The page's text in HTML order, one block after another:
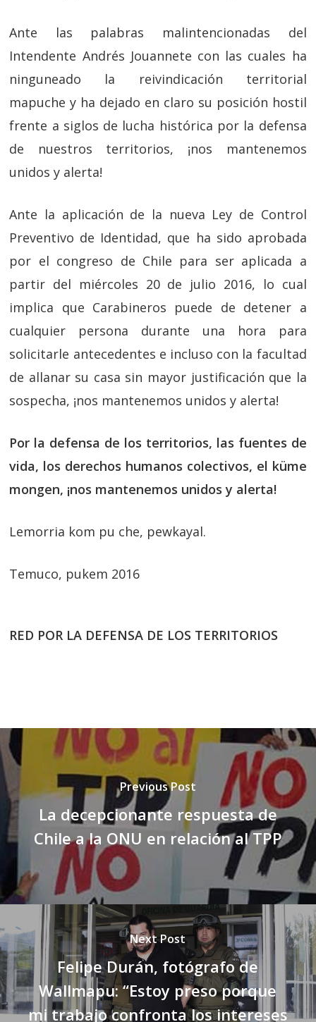
Ante las palabras malintencionadas del
Intendente Andrés Jouannete con las cuales ha
ninguneado la reivindicación territorial
mapuche y ha dejado en claro su posición hostil
frente a siglos de lucha histórica por la defensa
de nuestros territorios, ¡nos mantenemos
unidos y alerta!
Ante la aplicación de la nueva Ley de Control
Preventivo de Identidad, que ha sido aprobada
por el congreso de Chile para ser aplicada a
partir del miércoles 20 de julio 2016, lo cual
implica que Carabineros puede de detener a
cualquier persona durante una hora para
solicitarle antecedentes e incluso con la facultad
de allanar su casa sin mayor justificación que la
sospecha, ¡nos mantenemos unidos y alerta!
Por la defensa de los territorios, las fuentes de
vida, los derechos humanos colectivos, el küme
mongen, ¡nos mantenemos unidos y alerta!
Lemorria kom pu che, pewkayal.
Temuco, pukem 2016
RED POR LA DEFENSA DE LOS TERRITORIOS
Previous Post
La decepcionante respuesta de
Chile a la ONU en relación al TPP
Next Post
Felipe Durán, fotógrafo de
Wallmapu: “Estoy preso porque
mi trabajo confronta los intereses